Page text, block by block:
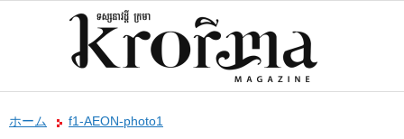
ホーム f1-AEON-photo1